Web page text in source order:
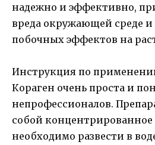
надежно и эффективно,
вреда окружающей среде
побочных эффектов на
Инструкция по
Кораген очень проста и
непрофессионалов.
собой концентрированное
необходимо развести в